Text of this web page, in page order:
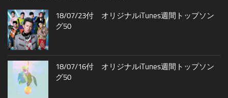
18/07/23付 オリジナルiTunes週間トップソン
グ50
18/07/16付 オリジナルiTunes週間トップソン
グ50